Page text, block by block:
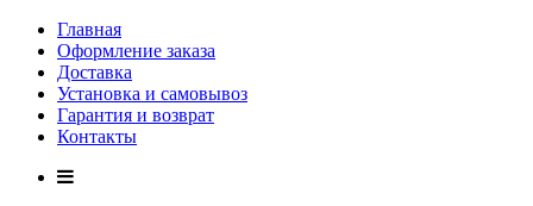
Главная
Оформление заказа
Доставка
Установка и самовывоз
Гарантия и возврат
Контакты